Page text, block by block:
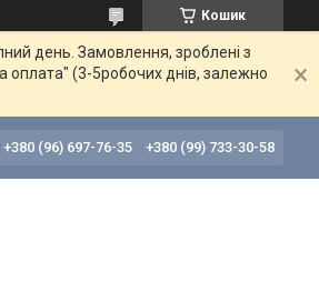
Кошик
день. Замовлення, зроблені з
оплата" (3-5робочих днів, залежно
+380 (96) 697-76-35 +380 (99) 733-30-58